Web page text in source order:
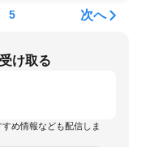
5 次へ
け取る
め情報なども配信しま